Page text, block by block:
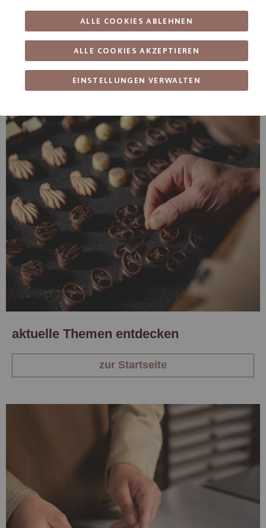
Hier für den Erhalt des Newsletters einfachwieder anmelden
aktuelle Themen entdecken
zur Startseite
EINSTELLUNGEN VERWALTEN
ALLE COOKIES AKZEPTIEREN
ALLE COOKIES ABLEHNEN